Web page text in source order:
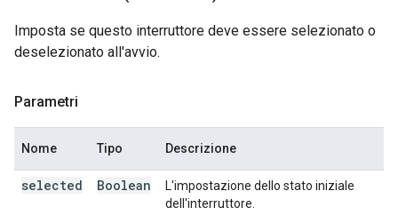
Imposta se questo interruttore deve essere selezionato o
deselezionato all'avvio.
Parametri
Nome Tipo Descrizione
selected Boolean
L'impostazione dello stato iniziale
dell'interruttore.